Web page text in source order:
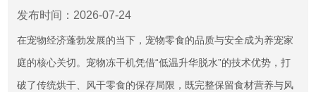
发布时间：2026-07-24
在宠物经济蓬勃发展的当下，宠物零食的品质与安全成为养宠家
庭的核心关切。宠物冻干机凭借“低温升华脱水”的技术优势，打
破了传统烘干、风干零食的保存局限，既完整保留食材营养与风